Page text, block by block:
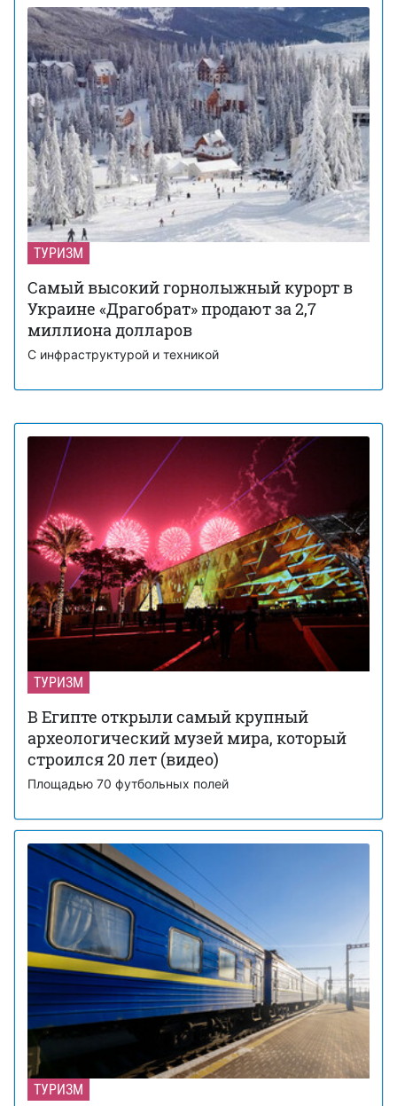
ТУРИЗМ
Самый высокий горнолыжный курорт в
Украине «Драгобрат» продают за 2,7
миллиона долларов
С инфраструктурой и техникой
ТУРИЗМ
В Египте открыли самый крупный
археологический музей мира, который
строился 20 лет (видео)
Площадью 70 футбольных полей
ТУРИЗМ